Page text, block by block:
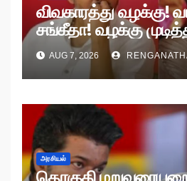
விவகாரத்து வழக்கு!
சங்கீதா! வழக்கு
AUG 7, 2026
அரசியல்